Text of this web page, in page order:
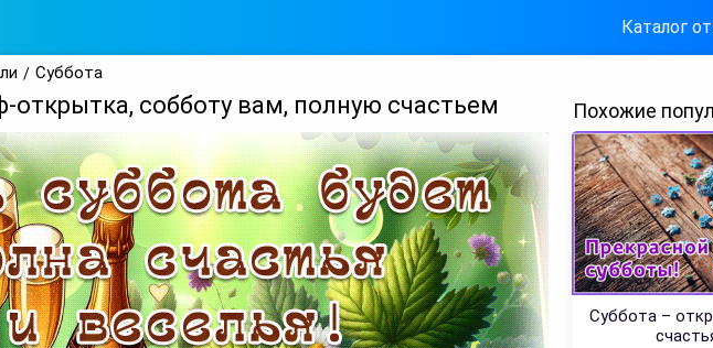
Каталог
Суббота
открытка, собботу вам, полную счастьем Похожие
Суббота –